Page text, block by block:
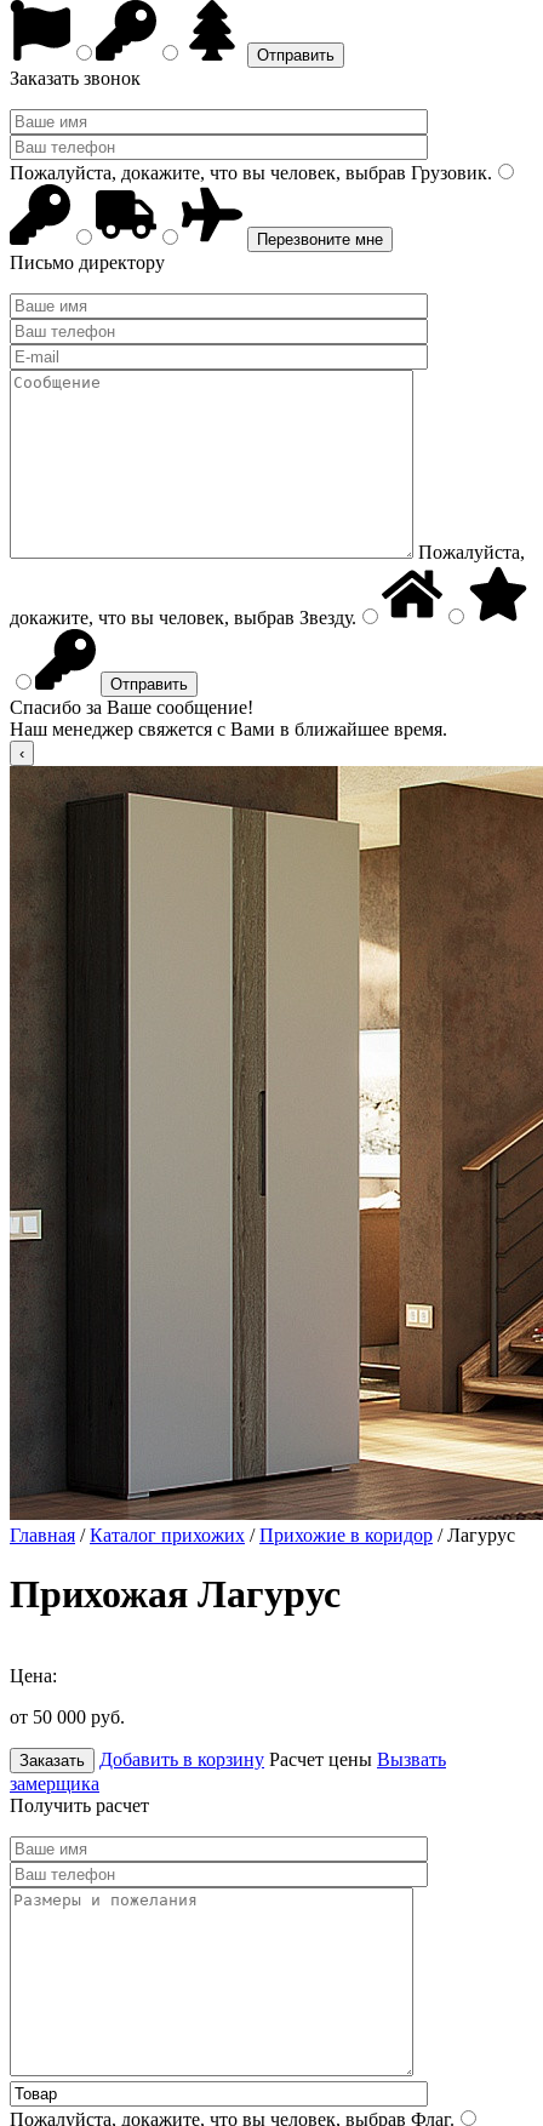
Заказать звонок
Пожалуйста, докажите, что вы человек, выбрав Грузовик.
Письмо директору
Пожалуйста,
докажите, что вы человек, выбрав Звезду.
Спасибо за Ваше сообщение!
Наш менеджер свяжется с Вами в ближайшее время.
Главная /Каталог прихожих /Прихожие в коридор / Лагурус
Прихожая Лагурус
Цена:
от 50 000 руб.
Заказать Добавить в корзину Расчет цены Вызвать
замерщика
Получить расчет
Пожалуйста, докажите, что вы человек, выбрав Флаг.